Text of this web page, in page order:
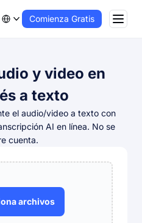
Comienza Gratis
y video en
a texto
el audio/video a texto con
AI en línea. No se
cuenta.
archivos